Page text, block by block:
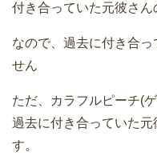
付き合っていた元彼さ
なので、過去に付き合
せん
ただ、カラフルピーチ(
過去に付き合っていた元
す。